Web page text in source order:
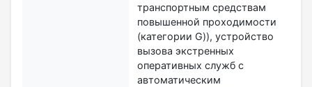
транспортным средствам
повышенной проходимости
(категории G)), устройство
вызова экстренных
оперативных служб с
автоматическим